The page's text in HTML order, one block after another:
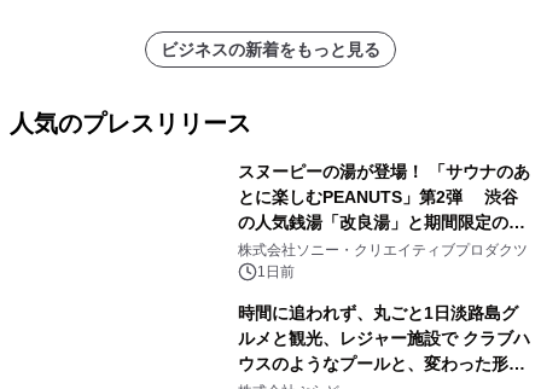
ビジネスの新着をもっと見る
人気のプレスリリース
スヌーピーの湯が登場！ 「サウナのあ
とに楽しむPEANUTS」第2弾 渋谷
の人気銭湯「改良湯」と期間限定のコ
ラボレーション サウナイキタイコラ
ボグッズも発売決定！
株式会社ソニー・クリエイティブプロダクツ
1日前
時間に追われず、丸ごと1日淡路島グ
ルメと観光、レジャー施設で クラブハ
ウスのようなプールと、変わった形の